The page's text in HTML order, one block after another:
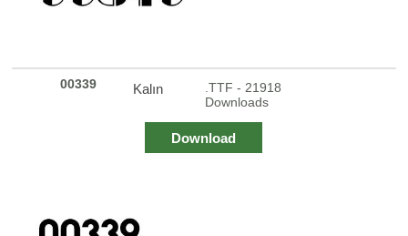
00339 Kalın
.TTF - 21918
Downloads
Download